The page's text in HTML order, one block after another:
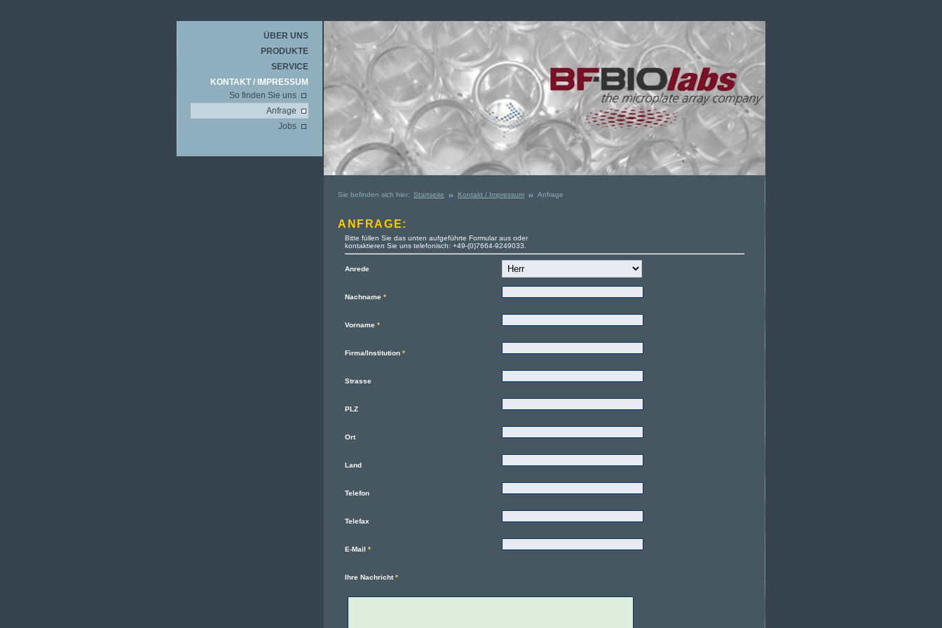
ÜBER UNS
PRODUKTE
SERVICE
KONTAKT / IMPRESSUM
So finden Sie uns
Anfrage
Jobs
Sie befinden sich hier: Startseite Kontakt / Impressum Anfrage
ANFRAGE:
Bitte füllen Sie das unten aufgeführte Formular aus oder
kontaktieren Sie uns telefonisch: +49-(0)7664-9249033.
Anrede
Nachname *
Vorname *
Firma/Institution *
Strasse
PLZ
Ort
Land
Telefon
Telefax
E-Mail *
Ihre Nachricht*